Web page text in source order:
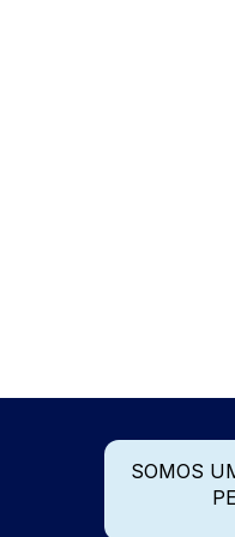
SOMOS